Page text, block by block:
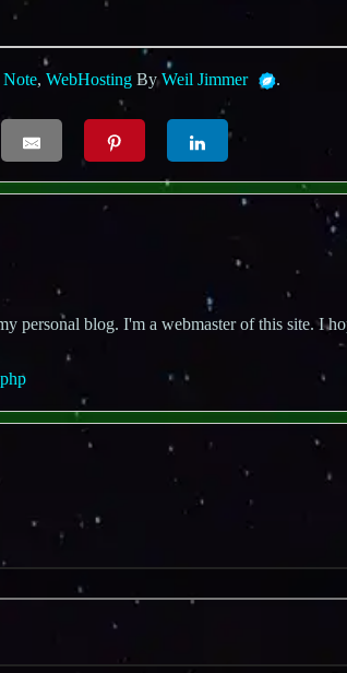
Note, WebHosting ByWeil Jimmer .
personal blog. I'm a webmaster of this site. I